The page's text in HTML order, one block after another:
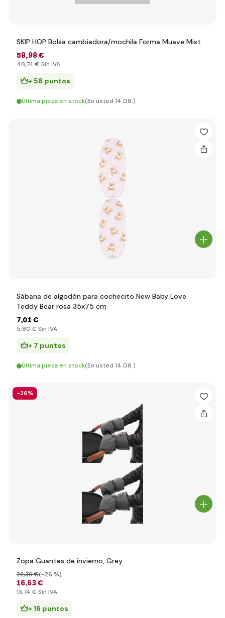
SKIP HOP Bolsa cambiadora/mochila Forma Muave Mist
58,98 €
48,74 € Sin IVA
+ 58 puntos
Última pieza en stock(En usted 14.08.)
Sábana de algodón para cochecito New Baby Love
Teddy Bear rosa 35x75 cm
7,01 €
5,80 € Sin IVA
+ 7 puntos
Última pieza en stock(En usted 14.08.)
-26%
Zopa Guantes de invierno, Grey
16,63 €
22,39 €(-26 %)
13,74 € Sin IVA
+ 16 puntos